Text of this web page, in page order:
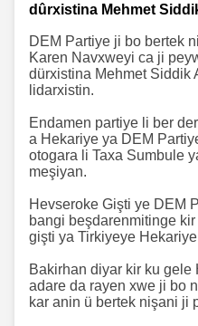
dûrxistina Mehmet
DEM Partiye ji bo bertek
Karen Navxweyi ca ji
dürxistina Mehmet Siddik
lidarxistin.
Endamen partiye li ber
a Hekariye ya DEM
otogara li Taxa Sumbule
meşiyan.
Hevseroke Gişti ye DEM
bangi beşdarenmitinge
gişti ya Tirkiyeye
Bakirhan diyar kir ku
adare da rayen xwe ji bo
kar anin ü bertek nişani ji